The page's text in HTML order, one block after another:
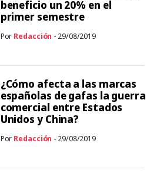
beneficio un 20% en el
primer semestre
Por Redacción - 29/08/2019
¿Cómo afecta a las marcas
españolas de gafas la guerra
comercial entre Estados
Unidos y China?
Por Redacción - 29/08/2019